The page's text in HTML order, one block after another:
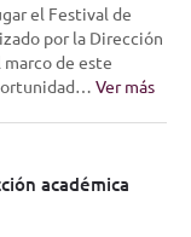
el Festival de
por la Dirección
marco de este
Ver más
académica